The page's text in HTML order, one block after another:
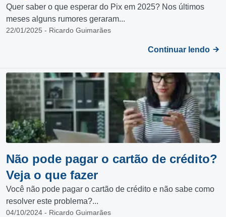
Quer saber o que esperar do Pix em 2025? Nos últimos
meses alguns rumores geraram...
22/01/2025 - Ricardo Guimarães
Continuar lendo
Não pode pagar o cartão de crédito?
Veja o que fazer
Você não pode pagar o cartão de crédito e não sabe como
resolver este problema?...
04/10/2024 - Ricardo Guimarães